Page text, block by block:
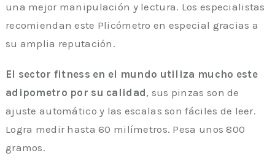
una mejor manipulación y lectura. Los especialistas
recomiendan este Plicómetro en especial gracias a
su amplia reputación.
El sector fitness en el mundo utiliza mucho este
adipometro por su calidad, sus pinzas son de
ajuste automático y las escalas son fáciles de leer.
Logra medir hasta 60 milímetros. Pesa unos 800
gramos.